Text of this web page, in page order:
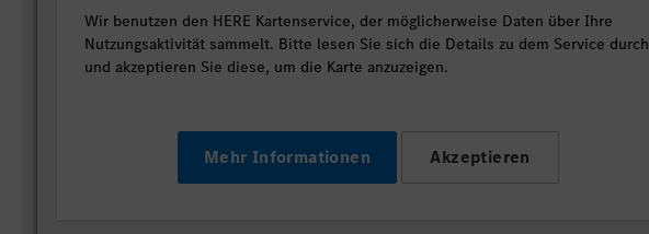
Wir benutzen den HERE Kartenservice, der möglicherweise Daten über Ihre
Nutzungsaktivität sammelt. Bitte lesen Sie sich die Details zu dem Service durch
und akzeptieren Sie diese, um die Karte anzuzeigen.
Mehr Informationen Akzeptieren